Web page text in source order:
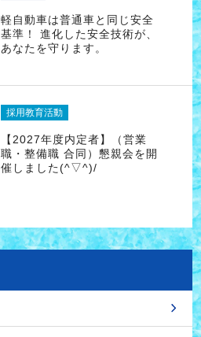
軽自動車は普通車と同じ安全
基準！ 進化した安全技術が、
あなたを守ります。
採用教育活動
【2027年度内定者】（営業
職・整備職 合同）懇親会を開
催しました(^▽^)/